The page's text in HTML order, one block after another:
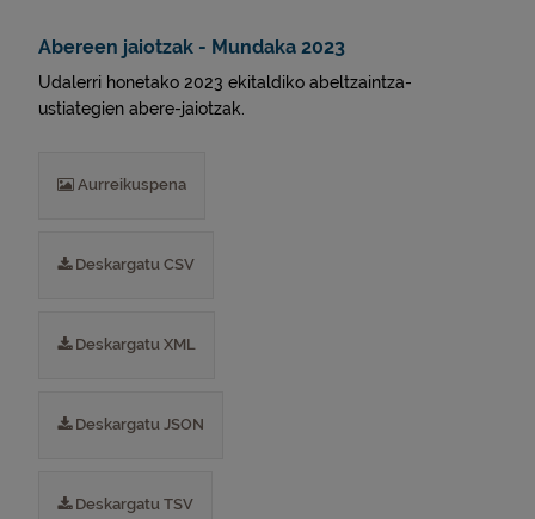
Abereen jaiotzak - Mundaka 2023
Udalerri honetako 2023 ekitaldiko abeltzaintza-
ustiategien abere-jaiotzak.
Aurreikuspena
Deskargatu CSV
Deskargatu XML
Deskargatu JSON
Deskargatu TSV